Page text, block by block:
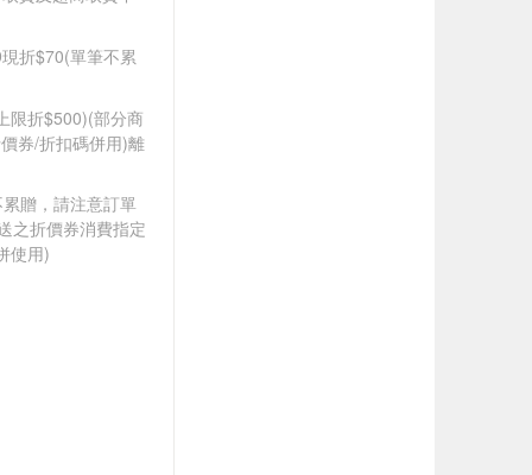
折$70(單筆不累
限折$500)(部分商
券/折扣碼併用)離
贈，請注意訂單
之折價券消費指定
使用)